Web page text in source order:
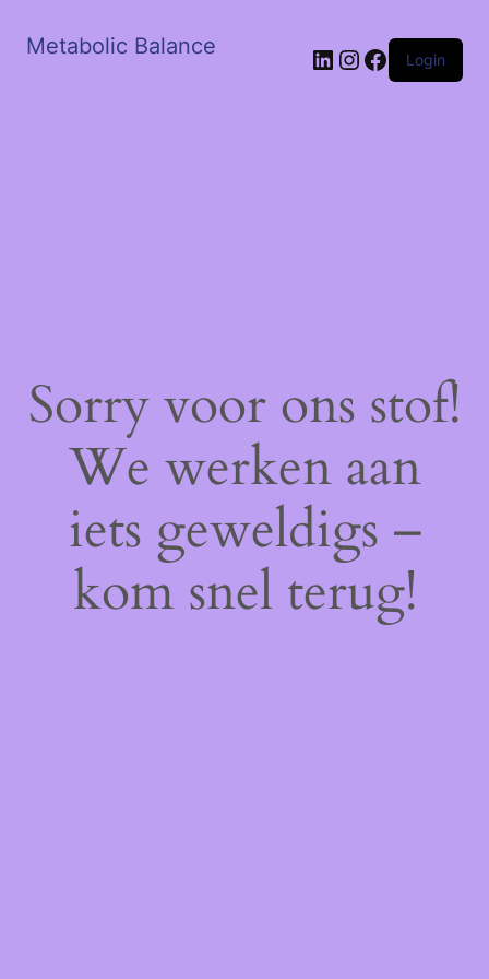
Metabolic Balance LinkedIn
Instagram
Facebook
Login
Sorry voor ons stof!
We werken aan
iets geweldigs –
kom snel terug!